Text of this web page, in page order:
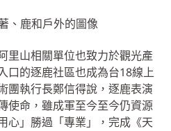
里山相關單位也致力於觀光產
口的逐鹿社區也成為台18線上
團執行長鄭信得說，逐鹿表演
使命，雖成軍至今至今仍資源
心」勝過「專業」，完成《天